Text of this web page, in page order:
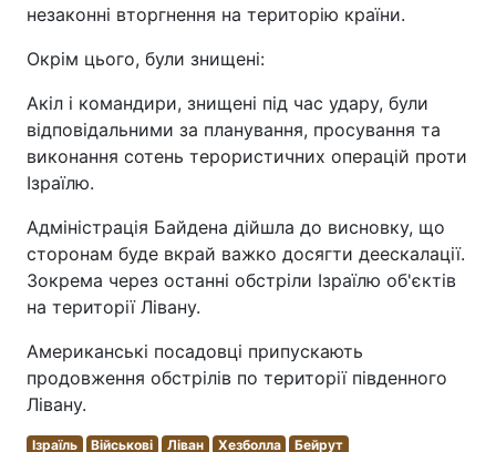
незаконні вторгнення на територію країни.
Окрім цього, були знищені:
Акіл і командири, знищені під час удару, були
відповідальними за планування, просування та
виконання сотень терористичних операцій проти
Ізраїлю.
Адміністрація Байдена дійшла до висновку, що
сторонам буде вкрай важко досягти деескалації.
Зокрема через останні обстріли Ізраїлю об'єктів
на території Лівану.
Американські посадовці припускають
продовження обстрілів по території південного
Лівану.
Ізраїль Військові Ліван Хезболла Бейрут